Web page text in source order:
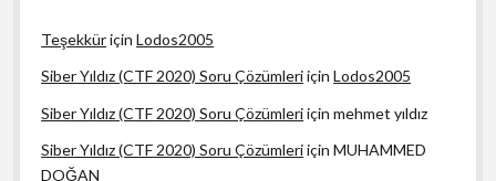
TeşekküriçinLodos2005
Siber Yıldız (CTF 2020) Soru ÇözümleriiçinLodos2005
Siber Yıldız (CTF 2020) Soru Çözümleriiçinmehmet yıldız
Siber Yıldız (CTF 2020) Soru ÇözümleriiçinMUHAMMED
DOĞAN